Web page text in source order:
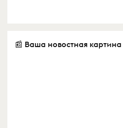
📰 Ваша новостная